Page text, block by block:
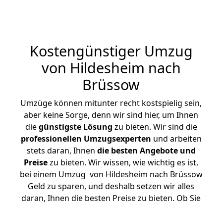
Kostengünstiger Umzug
von Hildesheim nach
Brüssow
Umzüge können mitunter recht kostspielig sein,
aber keine Sorge, denn wir sind hier, um Ihnen
diegünstigste Lösung zu bieten. Wir sind die
professionellen Umzugsexperten und arbeiten
stets daran, Ihnen die besten Angebote und
Preisezu bieten. Wir wissen, wie wichtig es ist,
bei einem Umzug von Hildesheim nach Brüssow
Geld zu sparen, und deshalb setzen wir alles
daran, Ihnen die besten Preise zu bieten. Ob Sie